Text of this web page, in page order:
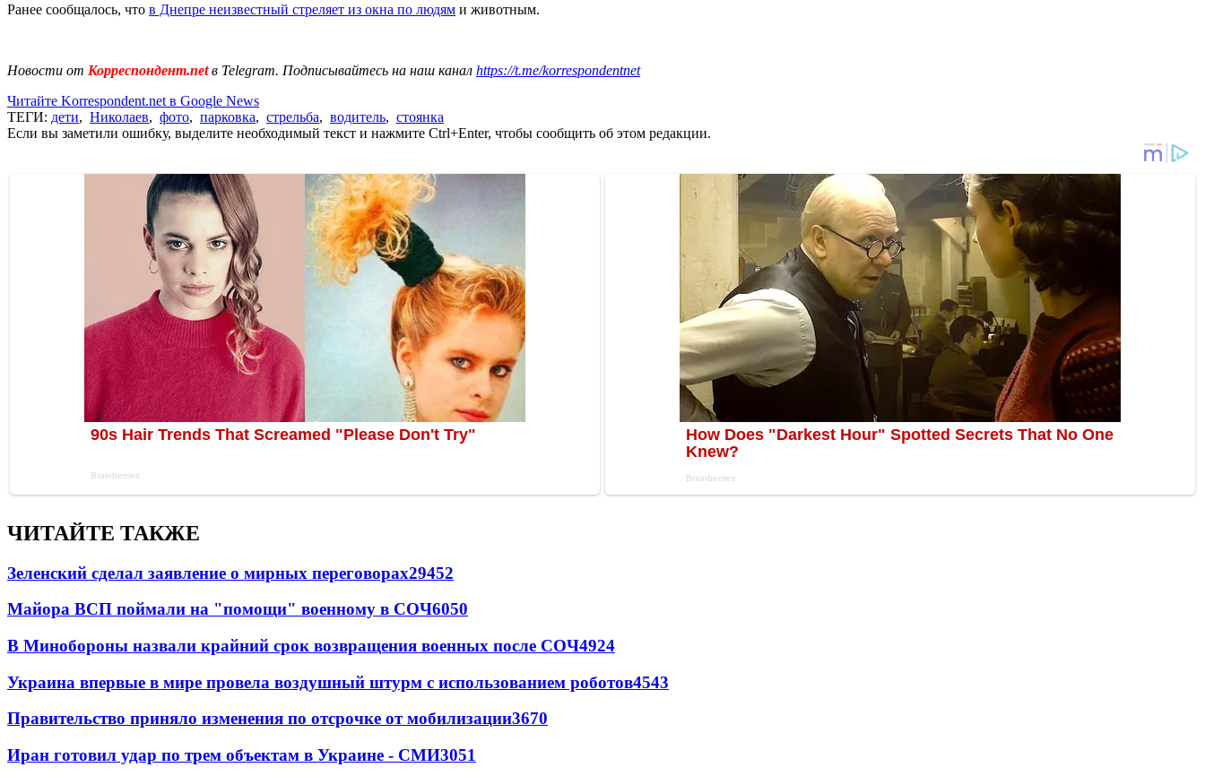
Ранее сообщалось, что в Днепре неизвестный стреляет из окна по людям и животным.
Новости от Корреспондент.netв Telegram. Подписывайтесь на наш канал https://t.me/korrespondentnet
Читайте Korrespondent.net в Google News
ТЕГИ: дети, Николаев, фото, парковка, стрельба, водитель, стоянка
Если вы заметили ошибку, выделите необходимый текст и нажмите Ctrl+Enter, чтобы сообщить об этом редакции.
ЧИТАЙТЕ ТАКЖЕ
Зеленский сделал заявление о мирных переговорах29452
Майора ВСП поймали на "помощи" военному в СОЧ6050
В Минобороны назвали крайний срок возвращения военных после СОЧ4924
Украина впервые в мире провела воздушный штурм с использованием роботов4543
Правительство приняло изменения по отсрочке от мобилизации3670
Иран готовил удар по трем объектам в Украине - СМИ3051